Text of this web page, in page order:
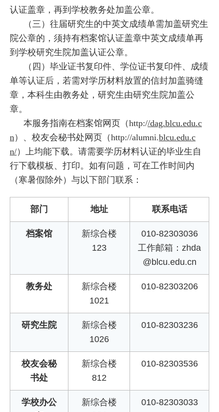
认证盖章，再到学校教务处加盖公章。
（三）往届研究生的中英文成绩单需加盖研究生
院公章的，须持有档案馆认证盖章中英文成绩单再
到学校研究生院加盖认证公章。
（四）毕业证书复印件、学位证书复印件、成绩
单等认证后，若需对学历材料放置的信封加盖骑缝
章，本科生由教务处，研究生由研究生院加盖公
章。
本服务指南在档案馆网页（http://dag.blcu.edu.c
n）、校友会秘书处网页（http://alumni.blcu.edu.c
n/）上均能下载。请需要学历材料认证的毕业生自
行下载模板、打印。如有问题，可在工作时间内
（寒暑假除外）与以下部门联系：
部门 地址 联系电话
档案馆
新综合楼
123
010-82303036
工作邮箱：zhda
@blcu.edu.cn
教务处
新综合楼
1021
010-82303206
研究生院
新综合楼
1026
010-82303236
校友会秘
书处
新综合楼
812
010-82303536
学校办公
新综合楼
010-82303033